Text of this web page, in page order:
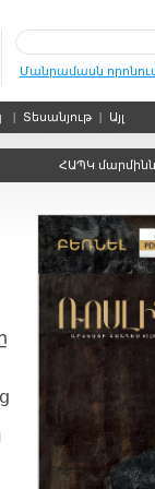
Մանրամասն
| Տեսանյութ | Այլ
ՀԱՊԿ